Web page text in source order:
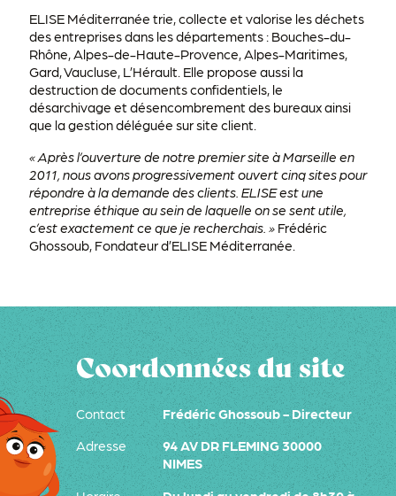
ELISE Méditerranée trie, collecte et valorise les déchets
des entreprises dans les départements : Bouches-du-
Rhône, Alpes-de-Haute-Provence, Alpes-Maritimes,
Gard, Vaucluse, L’Hérault. Elle propose aussi la
destruction de documents confidentiels, le
désarchivage et désencombrement des bureaux ainsi
que la gestion déléguée sur site client.
« Après l’ouverture de notre premier site à Marseille en
2011, nous avons progressivement ouvert cinq sites pour
répondre à la demande des clients. ELISE est une
entreprise éthique au sein de laquelle on se sent utile,
c’est exactement ce que je recherchais. »Frédéric
Ghossoub, Fondateur d’ELISE Méditerranée.
Coordonnées du site
Contact
Frédéric Ghossoub - Directeur
Adresse
94 AV DR FLEMING 30000
NIMES